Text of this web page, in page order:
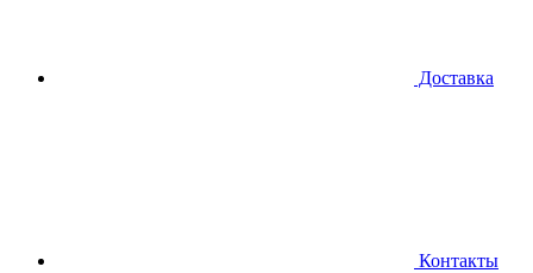
Доставка
Контакты